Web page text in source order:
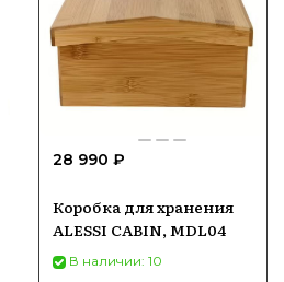
28 990 ₽
Коробка для хранения
ALESSI CABIN, MDL04
В наличии: 10